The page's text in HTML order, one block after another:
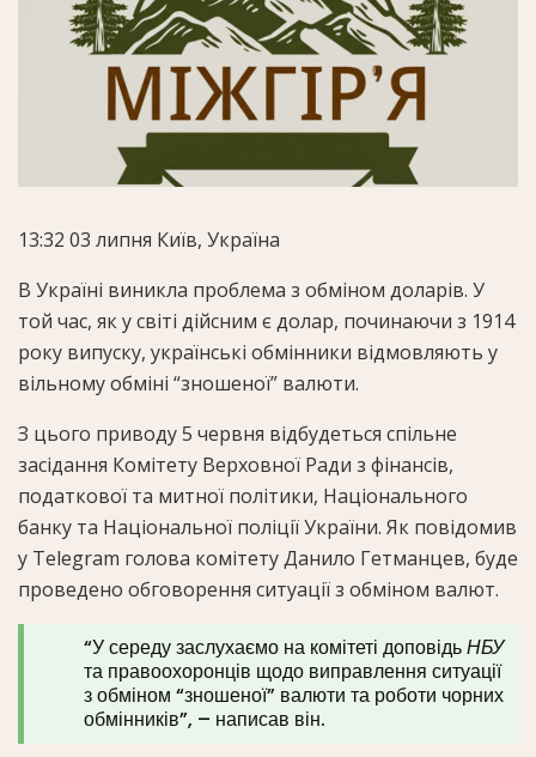
13:32 03 липня Київ, Україна
В Україні виникла проблема з обміном доларів. У
той час, як у світі дійсним є долар, починаючи з 1914
року випуску, українські обмінники відмовляють у
вільному обміні “зношеної” валюти.
З цього приводу 5 червня відбудеться спільне
засідання Комітету Верховної Ради з фінансів,
податкової та митної політики, Національного
банку та Національної поліції України. Як повідомив
у Telegram голова комітету Данило Гетманцев, буде
проведено обговорення ситуації з обміном валют.
“У середу заслухаємо на комітеті доповідьНБУ
та правоохоронців щодо виправлення ситуації
з обміном “зношеної” валюти та роботи чорних
обмінників”, – написав він.